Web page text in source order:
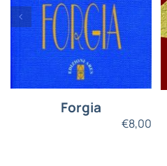
Forgia
€8,00